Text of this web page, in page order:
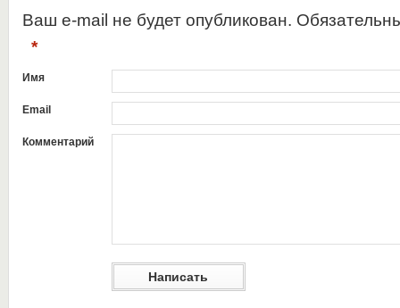
Ваш e-mail не будет опубликован.
*
Имя
Email
Комментарий